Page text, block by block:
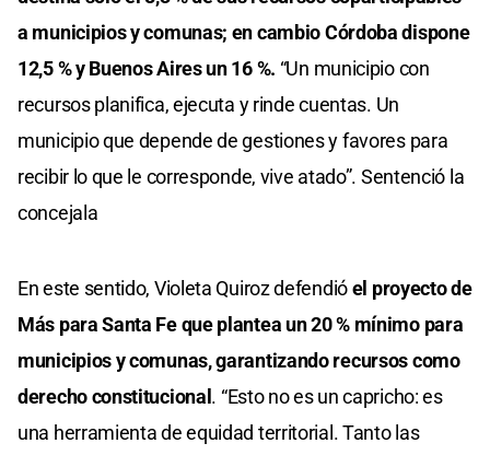
a municipios y comunas; en cambio Córdoba dispone
12,5 % y Buenos Aires un 16 %. “Un municipio con
recursos planifica, ejecuta y rinde cuentas. Un
municipio que depende de gestiones y favores para
recibir lo que le corresponde, vive atado”. Sentenció la
concejala
En este sentido, Violeta Quiroz defendióel proyecto de
Más para Santa Fe que plantea un 20 % mínimo para
municipios y comunas, garantizando recursos como
derecho constitucional. “Esto no es un capricho: es
una herramienta de equidad territorial. Tanto las